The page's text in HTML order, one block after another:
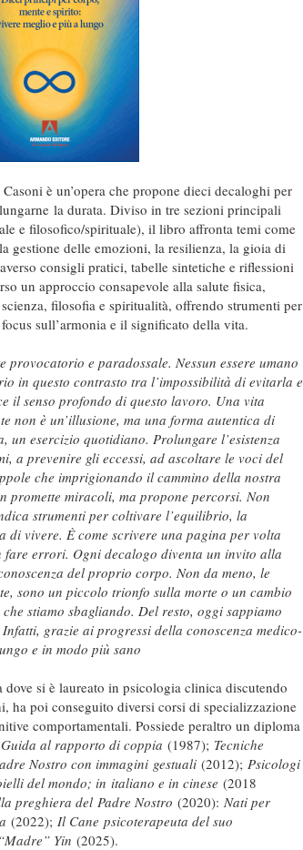
è un’opera che propone dieci decaloghi per
la durata. Diviso in tre sezioni principali
e filosofico/spirituale), il libro affronta temi come
gestione delle emozioni, la resilienza, la gioia di
consigli pratici, tabelle sintetiche e riflessioni
un approccio consapevole alla salute fisica,
filosofia e spiritualità, offrendo strumenti per
sull’armonia e il significato della vita.
e paradossale. Nessun essere umano
in questo contrasto tra l’impossibilità di evitarla e
il senso profondo di questo lavoro. Una vita
non è un’illusione, ma una forma autentica di
un esercizio quotidiano. Prolungare l’esistenza
a prevenire gli eccessi, ad ascoltare le voci del
che imprigionando il cammino della nostra
promette miracoli, ma propone percorsi. Non
strumenti per coltivare l’equilibrio, la
di vivere. È come scrivere una pagina per volta
fare errori. Ogni decalogo diventa un invito alla
del proprio corpo. Non da meno, le
sono un piccolo trionfo sulla morte o un cambio
stiamo sbagliando. Del resto, oggi sappiamo
grazie ai progressi della conoscenza medico-
e in modo più sano
dove si è laureato in psicologia clinica discutendo
ha poi conseguito diversi corsi di specializzazione
comportamentali. Possiede peraltro un diploma
Guida al rapporto di coppia (1987); Tecniche
Nostro con immagini gestuali (2012); Psicologi
del mondo; in italiano e in cinese (2018
preghiera del Padre Nostro (2020): Nati per
(2022); Il Cane psicoterapeuta del suo
Yin (2025).